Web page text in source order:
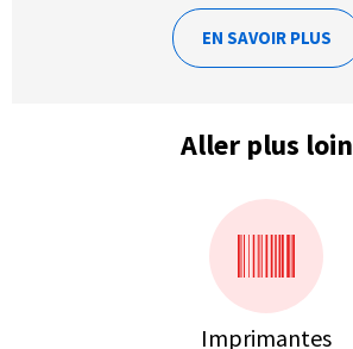
EN SAVOIR PLUS
Aller plus loin
Imprimantes